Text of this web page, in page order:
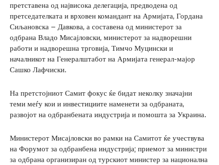
претставена од највисока делегација, предводена од
претседателката и врховен командант на Армијата, Гордана
Сиљановска – Давкова, а составена од министерот за
одбрана Владо Мисајловски, министерот за надворешни
работи и надворешна трговија, Тимчо Муцински и
началникот на Генералштабот на Армијата генерал-мајор
Сашко Лафчиски.
На претстојниот Самит фокус ќе бидат неколку значајни
теми меѓу кои и инвестициите наменети за одбраната,
развојот на одбранбената индустрија и помошта за Украина.
Министерот Мисајловски во рамки на Самитот ќе учествува
на Форумот за одбранбена индустрија; приемот за министри
за одбрана организиран од турскиот министер за национална